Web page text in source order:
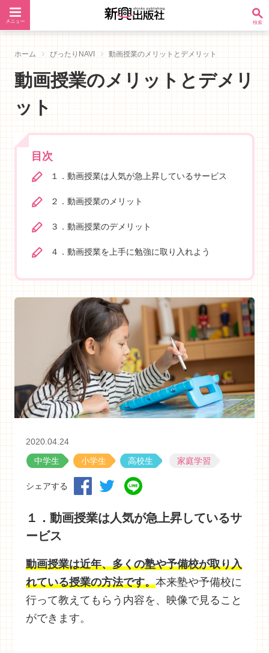
ホーム ぴったりNAVI 動画授業のメリットとデメリット
動画授業のメリットとデメリ
ット
目次
１．動画授業は人気が急上昇しているサービス
２．動画授業のメリット
３．動画授業のデメリット
４．動画授業を上手に勉強に取り入れよう
2020.04.24
中学生
小学生 高校生 家庭学習
シェアする
１．動画授業は人気が急上昇しているサ
ービス
動画授業は近年、多くの塾や予備校が取り入
れている授業の方法です。本来塾や予備校に
行って教えてもらう内容を、映像で見ること
ができます。